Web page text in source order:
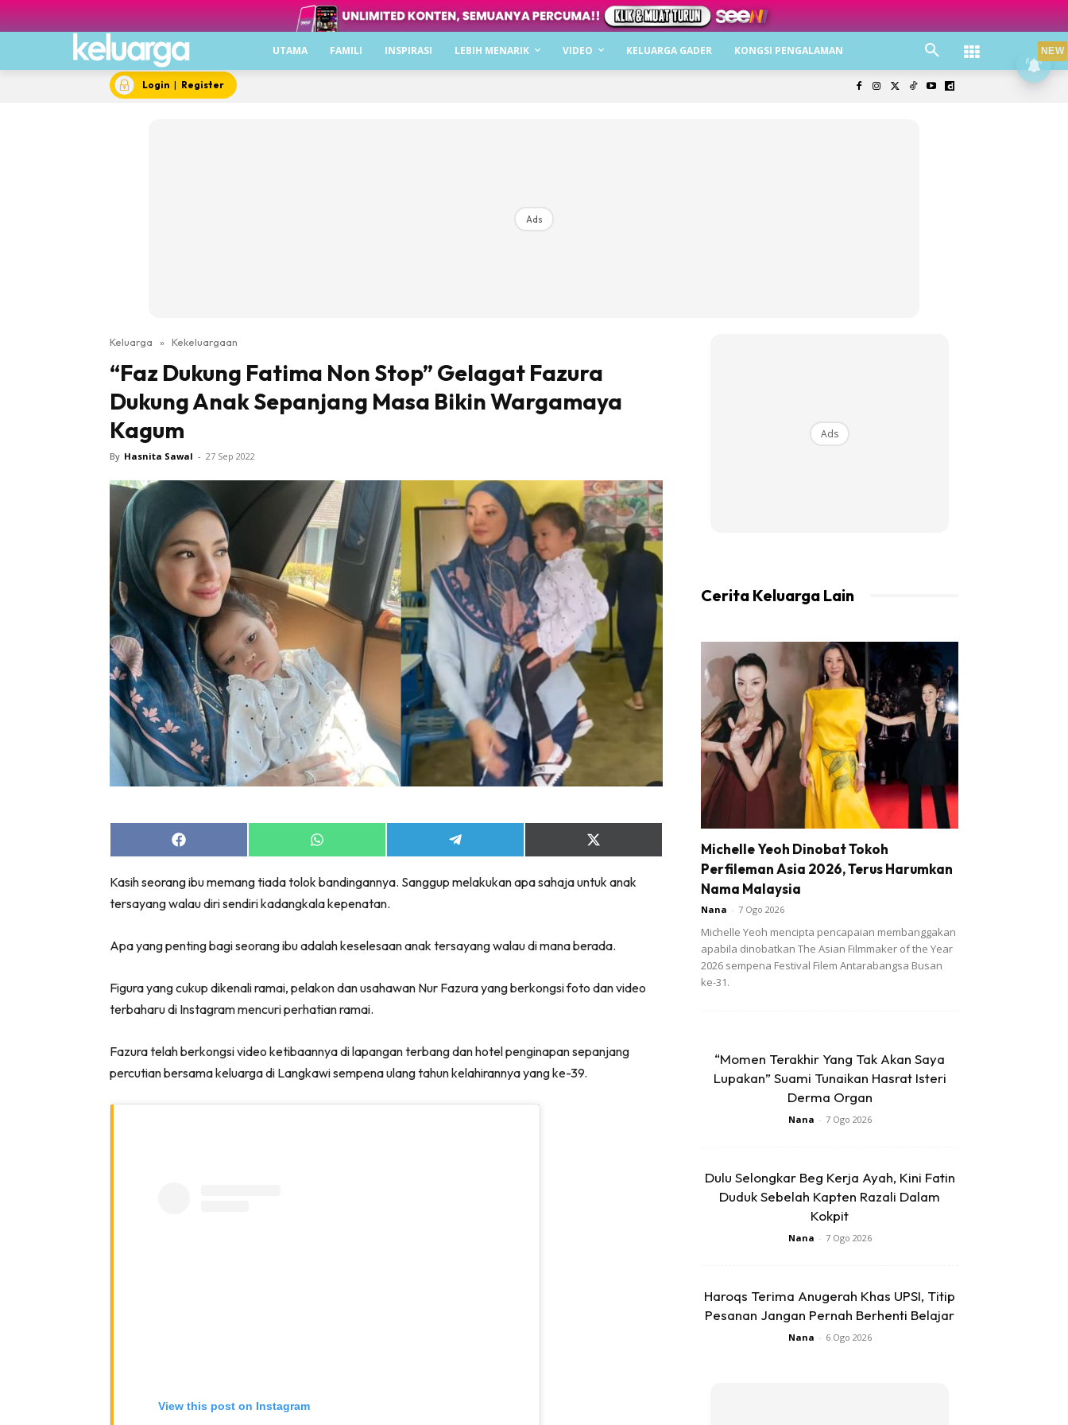
UTAMA FAMILI INSPIRASI LEBIH MENARIK VIDEO KELUARGA GADER KONGSI PENGALAMAN
Login | Register
Ads
Keluarga » Kekeluargaan
“Faz Dukung Fatima Non Stop” Gelagat Fazura
Dukung Anak Sepanjang Masa Bikin Wargamaya
Kagum
By Hasnita Sawal - 27 Sep 2022
Share
on
Share
on
Share
on
Share
on
(Twitter)
Kasih seorang ibu memang tiada tolok bandingannya. Sanggup melakukan apa sahaja untuk anak
tersayang walau diri sendiri kadangkala kepenatan.
Apa yang penting bagi seorang ibu adalah keselesaan anak tersayang walau di mana berada.
Figura yang cukup dikenali ramai, pelakon dan usahawan Nur Fazura yang berkongsi foto dan video
terbaharu di Instagram mencuri perhatian ramai.
Fazura telah berkongsi video ketibaannya di lapangan terbang dan hotel penginapan sepanjang
percutian bersama keluarga di Langkawi sempena ulang tahun kelahirannya yang ke-39.
View this post on Instagram
Ads
Cerita Keluarga Lain
Michelle Yeoh Dinobat Tokoh
Perfileman Asia 2026, Terus Harumkan
Nama Malaysia
Nana - 7 Ogo 2026
Michelle Yeoh mencipta pencapaian membanggakan
apabila dinobatkan The Asian Filmmaker of the Year
2026 sempena Festival Filem Antarabangsa Busan
ke-31.
“Momen Terakhir Yang Tak Akan Saya
Lupakan” Suami Tunaikan Hasrat Isteri
Derma Organ
Nana - 7 Ogo 2026
Dulu Selongkar Beg Kerja Ayah, Kini Fatin
Duduk Sebelah Kapten Razali Dalam
Kokpit
Nana - 7 Ogo 2026
Haroqs Terima Anugerah Khas UPSI, Titip
Pesanan Jangan Pernah Berhenti Belajar
Nana - 6 Ogo 2026
NEW